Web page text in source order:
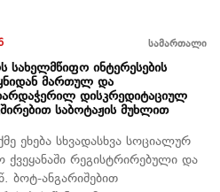
სამართალი
სახელმწიფო ინტერესების
მართულ და
დისკრედიტაციულ
საბოტაჟის მუხლით
ეხება სხვადასხვა სოციალურ
რეგისტრირებული და
ბოტ-ანგარიშებით